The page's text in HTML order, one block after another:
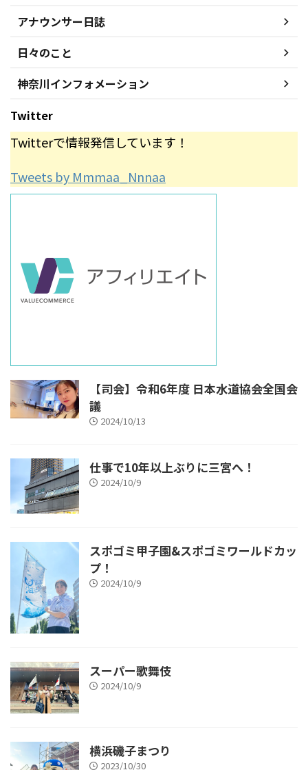
アナウンサー日誌
日々のこと
神奈川インフォメーション
Twitter
Twitterで情報発信しています！
Tweets by Mmmaa_Nnnaa
【司会】令和6年度 日本水道協会全国会
議
2024/10/13
仕事で10年以上ぶりに三宮へ！
2024/10/9
スポゴミ甲子園&スポゴミワールドカッ
プ！
2024/10/9
スーパー歌舞伎
2024/10/9
横浜磯子まつり
2023/10/30